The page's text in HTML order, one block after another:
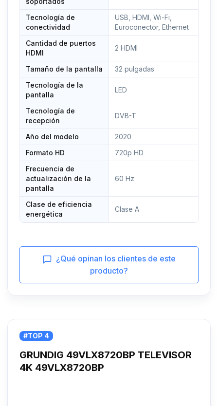
Tecnología de
conectividad
USB, HDMI, Wi-Fi,
Euroconector, Ethernet
Cantidad de puertos
HDMI
2 HDMI
Tamaño de la pantalla
32 pulgadas
Tecnología de la
pantalla
LED
Tecnología de
recepción
DVB-T
Año del modelo
2020
Formato HD
720p HD
Frecuencia de
actualización de la
pantalla
60 Hz
Clase de eficiencia
energética
Clase A
¿Qué opinan los clientes de este
producto?
#TOP 4
GRUNDIG 49VLX8720BP TELEVISOR
4K 49VLX8720BP